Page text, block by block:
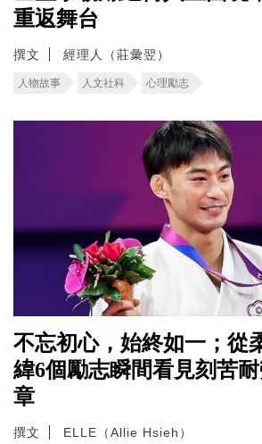
重返舞台
撰文 經理人（莊彙翌）
人物故事 人文社科 心理勵志
不忘初心，始終如一；從
緯6個勵志瞬間看見刻苦
章
撰文 ELLE（Allie Hsieh）